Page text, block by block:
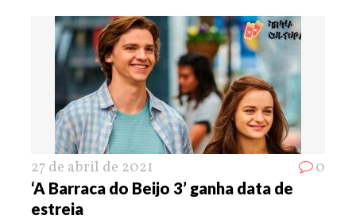
27 de abril de 2021 0
‘A Barraca do Beijo 3’ ganha data de
estreia